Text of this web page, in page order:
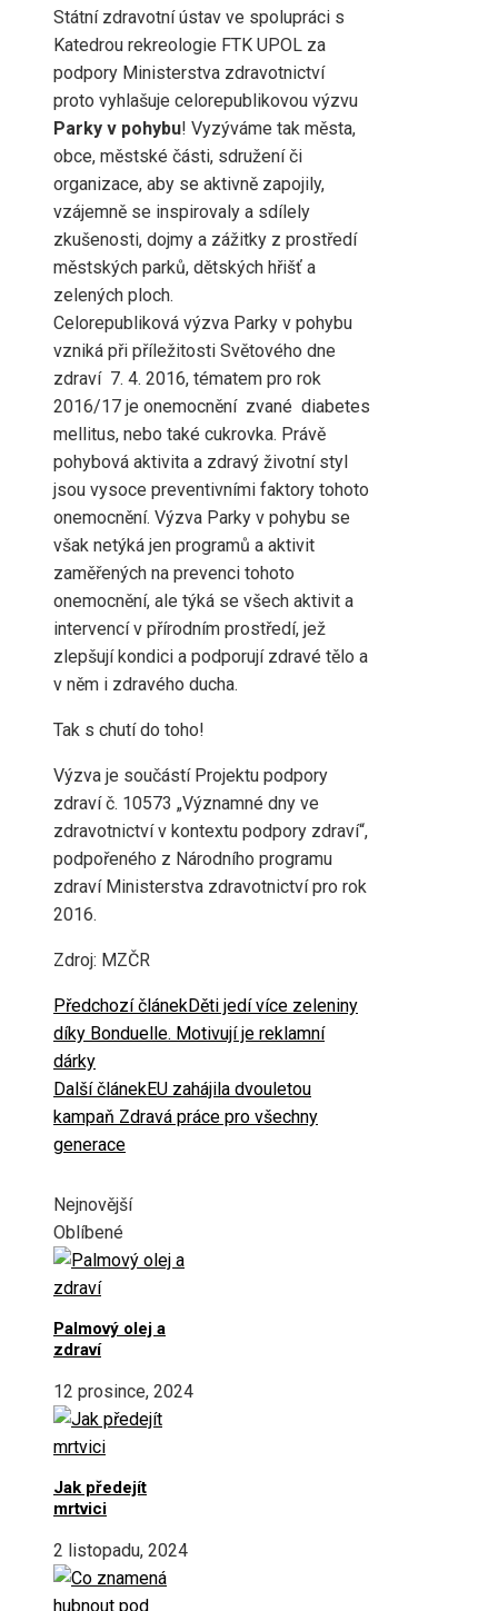
Státní zdravotní ústav ve spolupráci s
Katedrou rekreologie FTK UPOL za
podpory Ministerstva zdravotnictví
proto vyhlašuje celorepublikovou výzvu
Parky v pohybu! Vyzýváme tak města,
obce, městské části, sdružení či
organizace, aby se aktivně zapojily,
vzájemně se inspirovaly a sdílely
zkušenosti, dojmy a zážitky z prostředí
městských parků, dětských hřišť a
zelených ploch.
Celorepubliková výzva Parky v pohybu
vzniká při příležitosti Světového dne
zdraví 7. 4. 2016, tématem pro rok
2016/17 je onemocnění zvané diabetes
mellitus, nebo také cukrovka. Právě
pohybová aktivita a zdravý životní styl
jsou vysoce preventivními faktory tohoto
onemocnění. Výzva Parky v pohybu se
však netýká jen programů a aktivit
zaměřených na prevenci tohoto
onemocnění, ale týká se všech aktivit a
intervencí v přírodním prostředí, jež
zlepšují kondici a podporují zdravé tělo a
v něm i zdravého ducha.
Tak s chutí do toho!
Výzva je součástí Projektu podpory
zdraví č. 10573 „Významné dny ve
zdravotnictví v kontextu podpory zdraví“,
podpořeného z Národního programu
zdraví Ministerstva zdravotnictví pro rok
2016.
Zdroj: MZČR
Předchozí článekDěti jedí více zeleniny
díky Bonduelle. Motivují je reklamní
dárky
Další článekEU zahájila dvouletou
kampaň Zdravá práce pro všechny
generace
Nejnovější
Oblíbené
Palmový olej a
zdraví
12 prosince, 2024
Jak předejít
mrtvici
2 listopadu, 2024